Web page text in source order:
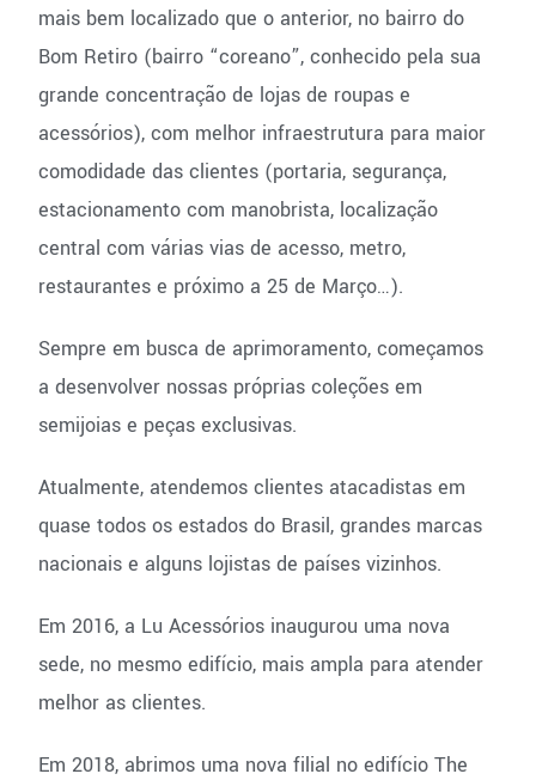
mais bem localizado que o anterior, no bairro do
Bom Retiro (bairro “coreano”, conhecido pela sua
grande concentração de lojas de roupas e
acessórios), com melhor infraestrutura para maior
comodidade das clientes (portaria, segurança,
estacionamento com manobrista, localização
central com várias vias de acesso, metro,
restaurantes e próximo a 25 de Março…).
Sempre em busca de aprimoramento, começamos
a desenvolver nossas próprias coleções em
semijoias e peças exclusivas.
Atualmente, atendemos clientes atacadistas em
quase todos os estados do Brasil, grandes marcas
nacionais e alguns lojistas de países vizinhos.
Em 2016, a Lu Acessórios inaugurou uma nova
sede, no mesmo edifício, mais ampla para atender
melhor as clientes.
Em 2018, abrimos uma nova filial no edifício The